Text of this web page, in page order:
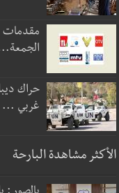
مقدمات
حراك
غربي ...
الأكثر مشاهدة البارحة